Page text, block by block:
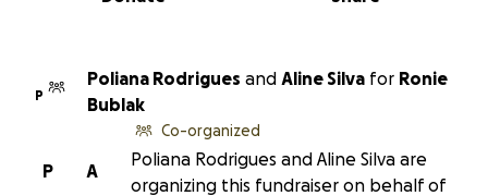
P
Poliana Rodrigues and Aline Silva for Ronie
Bublak
A
P
Co-organized
Poliana Rodrigues and Aline Silva are
organizing this fundraiser on behalf of